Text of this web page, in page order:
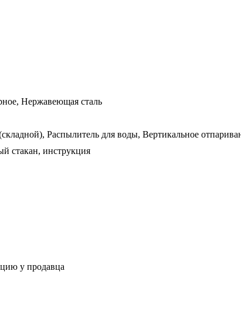
Нержавеющая сталь
Распылитель для воды, Вертикальное
стакан, инструкция
у продавца